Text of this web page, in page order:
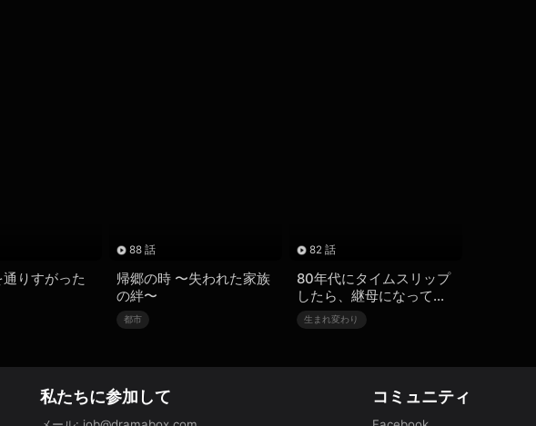
りすがった
88 話
帰郷の時 〜失われた家族
の絆〜
都市
82 話
80年代にタイムスリップ
したら、継母になってし
まった
生まれ変わり
私たちに参加して コミュニティ